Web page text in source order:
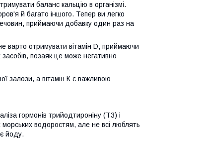
баланс кальцію в організмі.
й багато іншого. Тепер ви легко
приймаючи добавку один раз на
варто отримувати вітамін D, приймаючи
позаяк це може негативно
залози, а вітамін К є важливою
гормонів трийодтироніну (T3) і
морських водоростям, але не всі люблять
йоду.